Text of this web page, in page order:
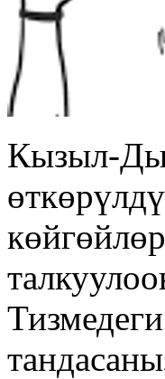
Кызыл-